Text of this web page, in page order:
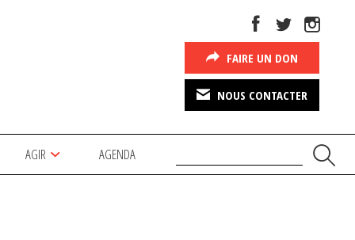
FAIRE UN DON
NOUS CONTACTER
AGIR AGENDA